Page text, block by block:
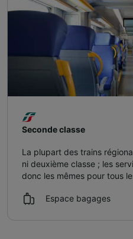
Seconde classe
La plupart des trains
ni deuxième classe ; les
donc les mêmes pour tous
Espace bagages